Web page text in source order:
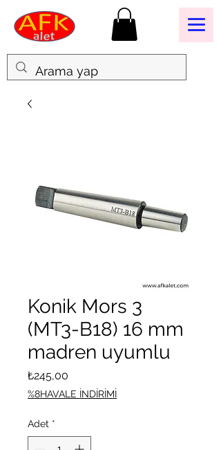
Konik Mors 3
(MT3-B18) 16 mm
madren uyumlu
₺245,00
%8HAVALE İNDİRİMİ
Adet *